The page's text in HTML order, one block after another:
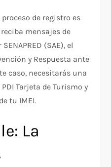
de registro es
mensajes de
(SAE), el
y Respuesta ante
caso, necesitarás una
Tarjeta de Turismo y
tu IMEI.
La